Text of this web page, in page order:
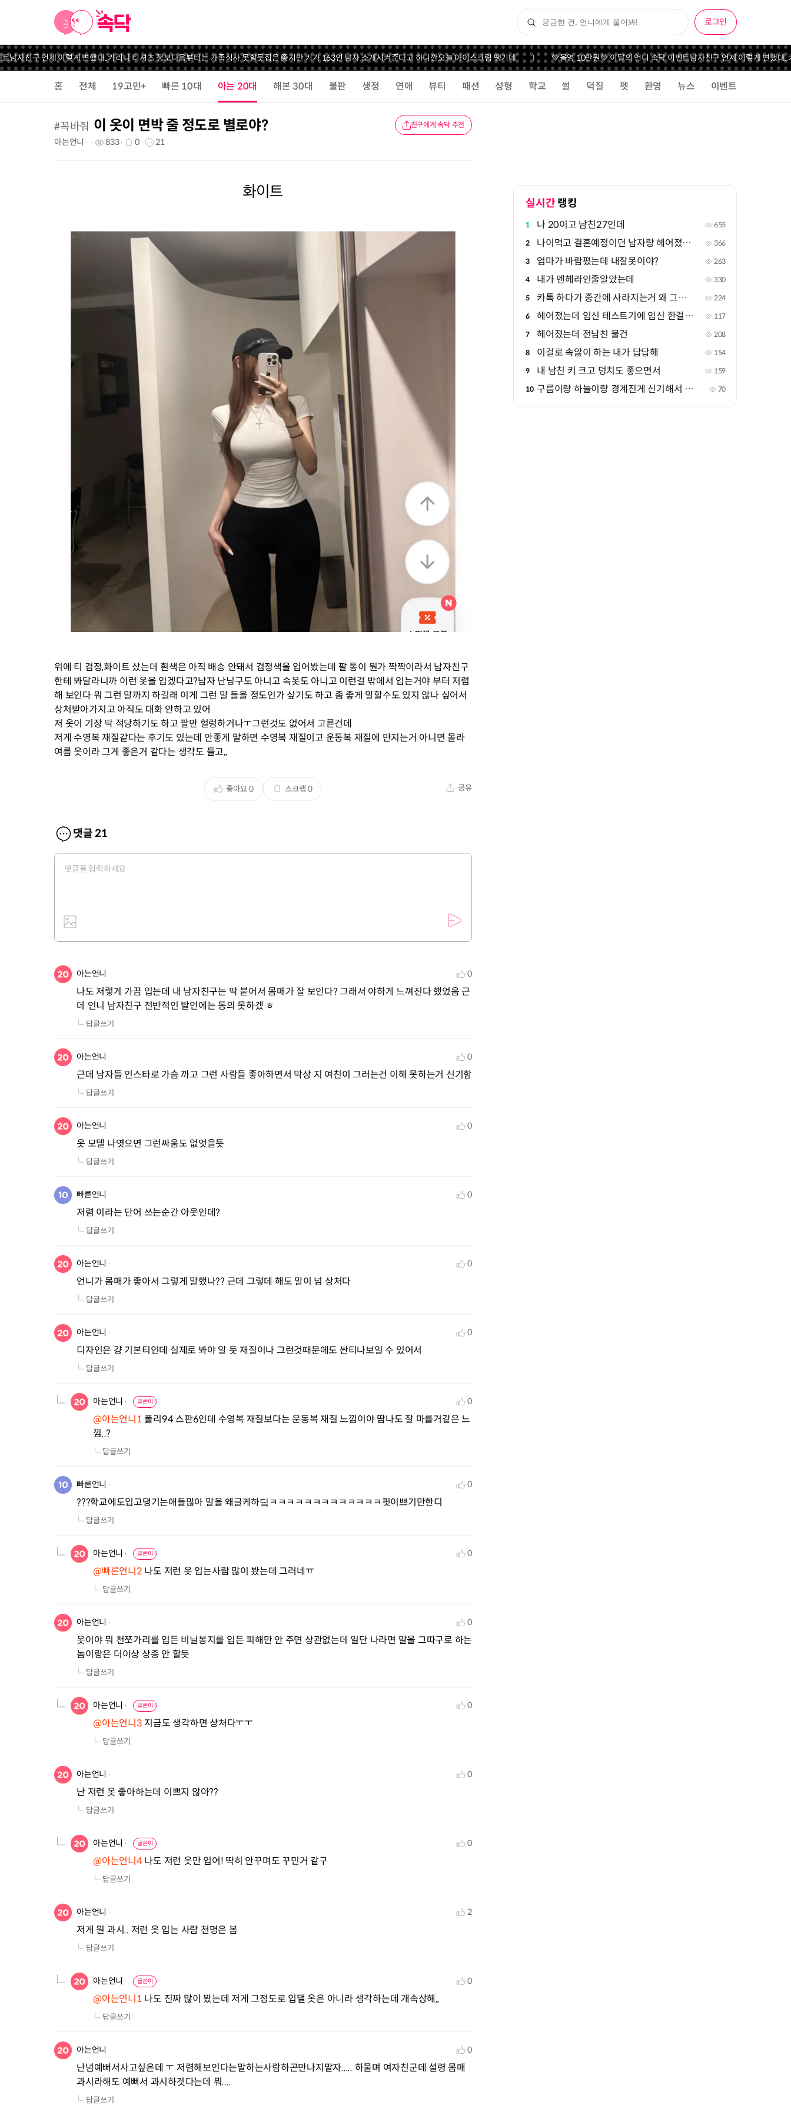
로그인
친구 언제 이렇게 변했대..카리나 티셔츠 정보다음부터는 가족식사 못할듯집은 좋지만 키가 163인 남자 소개시켜준다고 하니깐오늘 아이스크림 땡기네 💚올영 10만원💚 이달의 언니 속닥 이벤트남자친구 언제 이렇게 변했대..카리
홈 전체 19고민+ 빠른 10대 아는 20대 해본 30대 불판 생정 연애 뷰티 패션 성형 학교 썰 덕질 펫 환영 뉴스 이벤트
#꼭바줘 이 옷이 면박 줄 정도로 별로야? 친구에게 속닥 추천
아는언니 833 0 21
위에 티 검정,화이트 샀는데 흰색은 아직 배송 안돼서 검정색을 입어봤는데 팔 통이 뭔가 짝짝이라서 남자친구
한테 봐달라니까 이런 옷을 입겠다고?남자 난닝구도 아니고 속옷도 아니고 이런걸 밖에서 입는거야 부터 저렴
해 보인다 뭐 그런 말까지 하길래 이게 그런 말 들을 정도인가 싶기도 하고 좀 좋게 말할수도 있지 않나 싶어서
상처받아가지고 아직도 대화 안하고 있어
저 옷이 기장 딱 적당하기도 하고 팔만 헐렁하거나ㅜ그런것도 없어서 고른건데
저게 수영복 재질같다는 후기도 있는데 안좋게 말하면 수영복 재질이고 운동복 재질에 만지는거 아니면 몰라
여름 옷이라 그게 좋은거 같다는 생각도 들고,,
좋아요0 스크랩 0 공유
댓글21
아는언니 0
나도 저렇게 가끔 입는데 내 남자친구는 딱 붙어서 몸매가 잘 보인다? 그래서 야하게 느껴진다 했었음 근
데 언니 남자친구 전반적인 발언에는 동의 못하겠 ㅎ
답글쓰기
아는언니 0
근데 남자들 인스타로 가슴 까고 그런 사람들 좋아하면서 막상 지 여친이 그러는건 이해 못하는거 신기함
답글쓰기
아는언니 0
옷 모델 나엿으면 그런싸움도 없엇을듯
답글쓰기
빠른언니 0
저렴 이라는 단어 쓰는순간 아웃인데?
답글쓰기
아는언니 0
언니가 몸매가 좋아서 그렇게 말했나?? 근데 그렇데 해도 말이 넘 상처다
답글쓰기
아는언니 0
디자인은 걍 기본티인데 실제로 봐야 알 듯 재질이나 그런것때문에도 싼티나보일 수 있어서
답글쓰기
아는언니 글쓴이 0
@아는언니1 폴리94 스판6인데 수영복 재질보다는 운동복 재질 느낌이야 땀나도 잘 마를거같은 느
낌..?
답글쓰기
빠른언니 0
???학교에도입고댕기는애들많아 말을 왜글케하딬ㅋㅋㅋㅋㅋㅋㅋㅋㅋㅋㅋㅋㅋ핏이쁘기만한디
답글쓰기
아는언니 글쓴이 0
@빠른언니2 나도 저런 옷 입는사람 많이 봤는데 그러네ㅠ
답글쓰기
아는언니 0
옷이야 뭐 천쪼가리를 입든 비닐봉지를 입든 피해만 안 주면 상관없는데 일단 나라면 말을 그따구로 하는
놈이랑은 더이상 상종 안 할듯
답글쓰기
아는언니 글쓴이 0
@아는언니3 지금도 생각하면 상처다ㅜㅜ
답글쓰기
아는언니 0
난 저런 옷 좋아하는데 이쁘지 않아??
답글쓰기
아는언니 글쓴이 0
@아는언니4 나도 저런 옷만 입어! 딱히 안꾸며도 꾸민거 같구
답글쓰기
아는언니 2
저게 뭔 과시.. 저런 옷 입는 사람 천명은 봄
답글쓰기
아는언니 글쓴이 0
@아는언니1 나도 진짜 많이 봤는데 저게 그정도로 입댈 옷은 아니라 생각하는데 개속상해,,
답글쓰기
아는언니 0
난넘예뻐서사고싶은데 ㅜ 저렴해보인다는말하는사람하곤만나지말자..... 하물며 여자친군데 설령 몸매
과시라해도 예뻐서 과시하겟다는데 뭐....
답글쓰기
실시간 랭킹
1 나 20이고 남친27인데 655
2 나이먹고 결혼예정이던 남자랑 헤어졌는데..오바인가 366
3 엄마가 바람폈는데 내잘못이야? 263
4 내가 멘헤라인줄알았는데 330
5 카톡 하다가 중간에 사라지는거 왜 그러는거야? 224
6 헤어졌는데 임신 테스트기에 임신 한걸로 떴어 117
7 헤어졌는데 전남친 물건 208
8 이걸로 속앓이 하는 내가 답답해 154
9 내 남친 키 크고 덩치도 좋으면서 159
10 구름이랑 하늘이랑 경계진게 신기해서 올려봐~! 70